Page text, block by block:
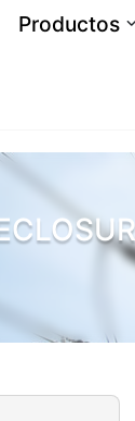
Productos